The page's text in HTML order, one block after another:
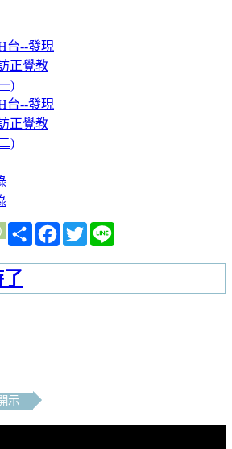
台--發現
正覺教
)
台--發現
正覺教
)
分
享
Facebook
Twitter
示